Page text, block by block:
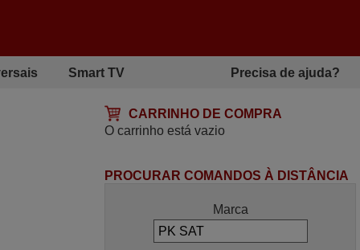
Smart TV Precisa de ajuda?
CARRINHO DE COMPRA
O carrinho está vazio
PROCURAR COMANDOS À DISTÂNCIA
Marca